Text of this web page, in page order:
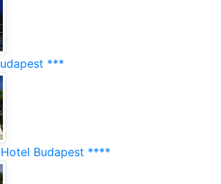
***
Budapest ****